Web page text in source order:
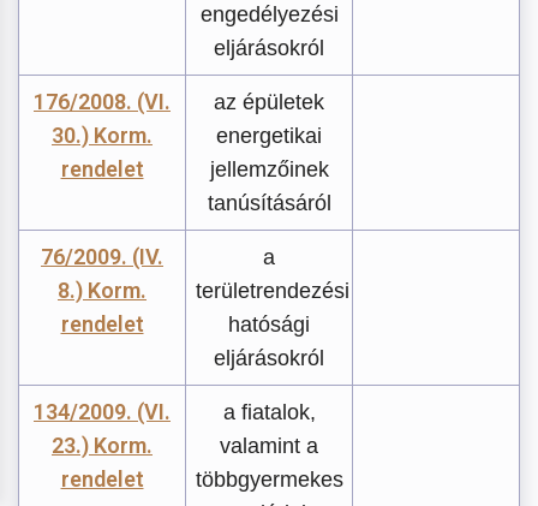
engedélyezési
eljárásokról
176/2008. (VI.
30.) Korm.
rendelet
az épületek
energetikai
jellemzőinek
tanúsításáról
76/2009. (IV.
8.) Korm.
rendelet
a
területrendezési
hatósági
eljárásokról
134/2009. (VI.
23.) Korm.
rendelet
a fiatalok,
valamint a
többgyermekes